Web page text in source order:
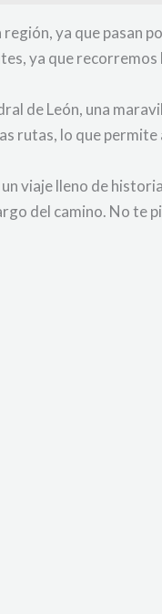
ya que pasan
ya que recorremos
de León, una
rutas, lo que permite
viaje lleno de
del camino. No te